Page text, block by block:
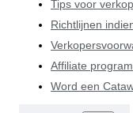
Tips voor
Richtlijnen
Affiliate
Word een